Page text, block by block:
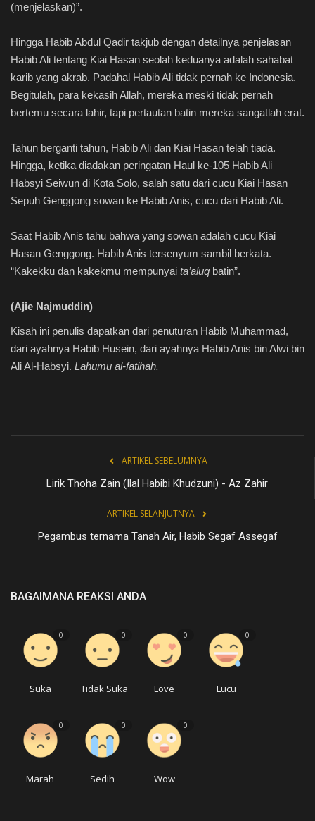
(menjelaskan)”.
Hingga Habib Abdul Qadir takjub dengan detailnya penjelasan
Habib Ali tentang Kiai Hasan seolah keduanya adalah sahabat
karib yang akrab. Padahal Habib Ali tidak pernah ke Indonesia.
Begitulah, para kekasih Allah, mereka meski tidak pernah
bertemu secara lahir, tapi pertautan batin mereka sangatlah erat.
Tahun berganti tahun, Habib Ali dan Kiai Hasan telah tiada.
Hingga, ketika diadakan peringatan Haul ke-105 Habib Ali
Habsyi Seiwun di Kota Solo, salah satu dari cucu Kiai Hasan
Sepuh Genggong sowan ke Habib Anis, cucu dari Habib Ali.
Saat Habib Anis tahu bahwa yang sowan adalah cucu Kiai
Hasan Genggong. Habib Anis tersenyum sambil berkata.
“Kakekku dan kakekmu mempunyai ta’aluq batin”.
(Ajie Najmuddin)
Kisah ini penulis dapatkan dari penuturan Habib Muhammad,
dari ayahnya Habib Husein, dari ayahnya Habib Anis bin Alwi bin
Ali Al-Habsyi. Lahumu al-fatihah.
ARTIKEL SEBELUMNYA
Lirik Thoha Zain (Ilal Habibi Khudzuni) - Az Zahir
ARTIKEL SELANJUTNYA
Pegambus ternama Tanah Air, Habib Segaf Assegaf
BAGAIMANA REAKSI ANDA
0
Suka
0
Tidak Suka
0
Love
0
Lucu
0
Marah
0
Sedih
0
Wow